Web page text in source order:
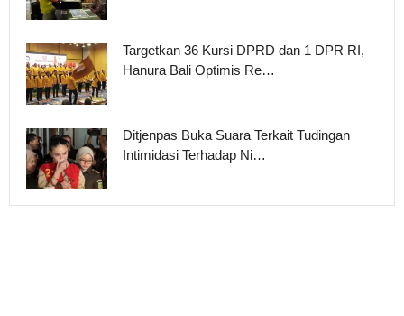
Targetkan 36 Kursi DPRD dan 1 DPR RI,
Hanura Bali Optimis Re…
Ditjenpas Buka Suara Terkait Tudingan
Intimidasi Terhadap Ni…